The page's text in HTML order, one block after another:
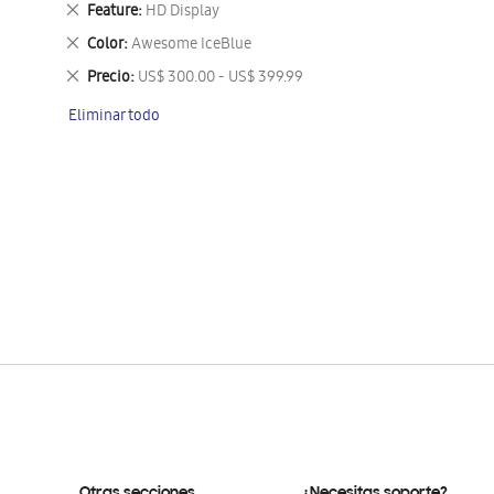
Feature HD Display
Eliminar
este
artículo
Color Awesome IceBlue
Eliminar
este
artículo
Precio US$ 300.00 - US$ 399.99
Eliminar
artículo
Eliminar todo